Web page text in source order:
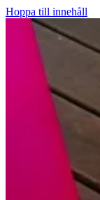
Hoppa till innehåll